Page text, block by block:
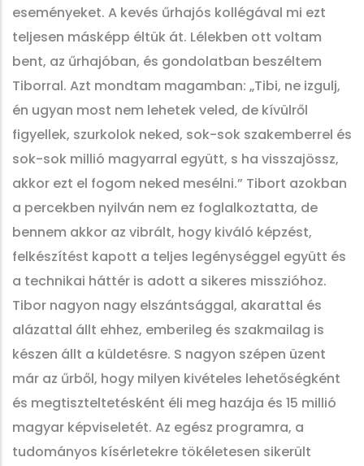
eseményeket. A kevés űrhajós kollégával mi ezt
teljesen másképp éltük át. Lélekben ott voltam
bent, az űrhajóban, és gondolatban beszéltem
Tiborral. Azt mondtam magamban: „Tibi, ne izgulj,
én ugyan most nem lehetek veled, de kívülről
figyellek, szurkolok neked, sok-sok szakemberrel és
sok-sok millió magyarral együtt, s ha visszajössz,
akkor ezt el fogom neked mesélni.” Tibort azokban
a percekben nyilván nem ez foglalkoztatta, de
bennem akkor az vibrált, hogy kiváló képzést,
felkészítést kapott a teljes legénységgel együtt és
a technikai háttér is adott a sikeres misszióhoz.
Tibor nagyon nagy elszántsággal, akarattal és
alázattal állt ehhez, emberileg és szakmailag is
készen állt a küldetésre. S nagyon szépen üzent
már az űrből, hogy milyen kivételes lehetőségként
és megtiszteltetésként éli meg hazája és 15 millió
magyar képviseletét. Az egész programra, a
tudományos kísérletekre tökéletesen sikerült